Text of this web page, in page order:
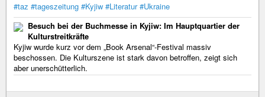
#taz #tageszeitung #Kyjiw #Literatur #Ukraine
Besuch bei der Buchmesse in Kyjiw: Im Hauptquartier der
Kulturstreitkräfte
Kyjiw wurde kurz vor dem „Book Arsenal“-Festival massiv
beschossen. Die Kulturszene ist stark davon betroffen, zeigt sich
aber unerschütterlich.